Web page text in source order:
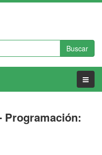
Buscar
Menu
Programación: